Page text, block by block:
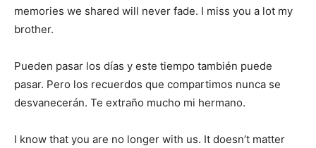
memories we shared will never fade. I miss you a lot my
brother.
Pueden pasar los días y este tiempo también puede
pasar. Pero los recuerdos que compartimos nunca se
desvanecerán. Te extraño mucho mi hermano.
I know that you are no longer with us. It doesn’t matter